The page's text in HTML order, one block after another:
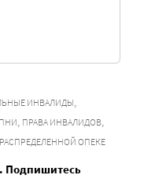
ИНВАЛИДЫ,
ПНИ, ПРАВА ИНВАЛИДОВ,
ОПЕКЕ
Подпишитесь